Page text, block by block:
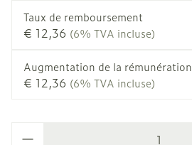
Taux de remboursement
€ 12,36 (6% TVA incluse)
Augmentation de la rémunération
€ 12,36 (6% TVA incluse)